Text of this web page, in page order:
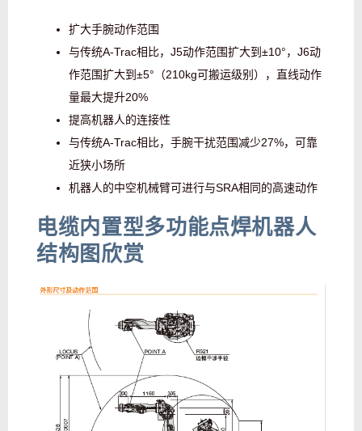
扩大手腕动作范围
与传统A-Trac相比，J5动作范围扩大到±10°，J6动
作范围扩大到±5°（210kg可搬运级别），直线动作
量最大提升20%
提高机器人的连接性
与传统A-Trac相比，手腕干扰范围减少27%，可靠
近狭小场所
机器人的中空机械臂可进行与SRA相同的高速动作
电缆内置型多功能点焊机器人
结构图欣赏